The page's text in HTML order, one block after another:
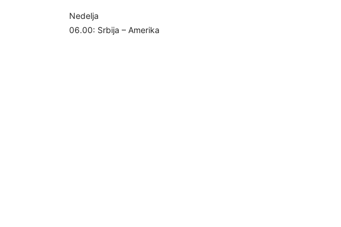
Nedelja
06.00: Srbija – Amerika